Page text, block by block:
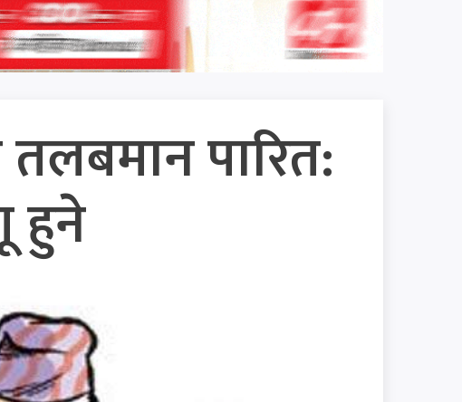
तलबमान पारित:
हुने